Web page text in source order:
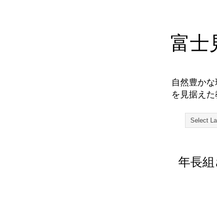
富士
自然豊か
を見据え
年長